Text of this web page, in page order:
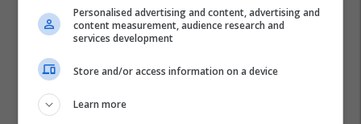
Personalised advertising and content, advertising and
content measurement, audience research and
services development
Store and/or access information on a device
Learn more